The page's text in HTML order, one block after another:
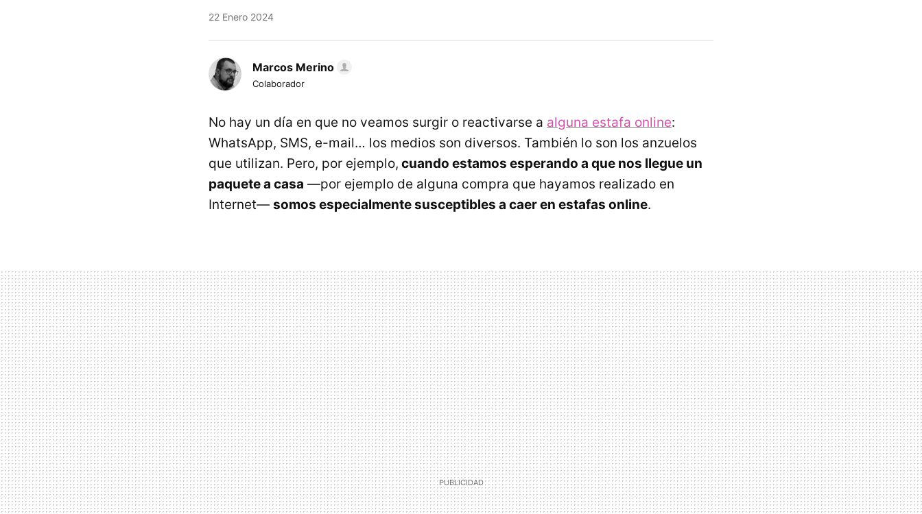
22 Enero 2024
Marcos Merino
Colaborador
No hay un día en que no veamos surgir o reactivarse a alguna estafa online:
WhatsApp, SMS, e-mail… los medios son diversos. También lo son los anzuelos
que utilizan. Pero, por ejemplo, cuando estamos esperando a que nos llegue un
paquete a casa —por ejemplo de alguna compra que hayamos realizado en
Internet— somos especialmente susceptibles a caer en estafas online.